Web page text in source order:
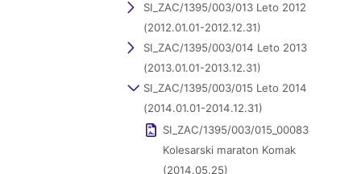
SI_ZAC/1395/003/013 Leto 2012
(2012.01.01-2012.12.31)
SI_ZAC/1395/003/014 Leto 2013
(2013.01.01-2013.12.31)
SI_ZAC/1395/003/015 Leto 2014
(2014.01.01-2014.12.31)
SI_ZAC/1395/003/015_00083
Kolesarski maraton Komak
(2014.05.25)